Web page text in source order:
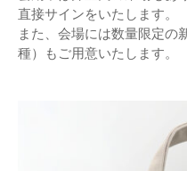
直接サインをいたします。
また、会場には数量限定の
種）もご用意いたします。